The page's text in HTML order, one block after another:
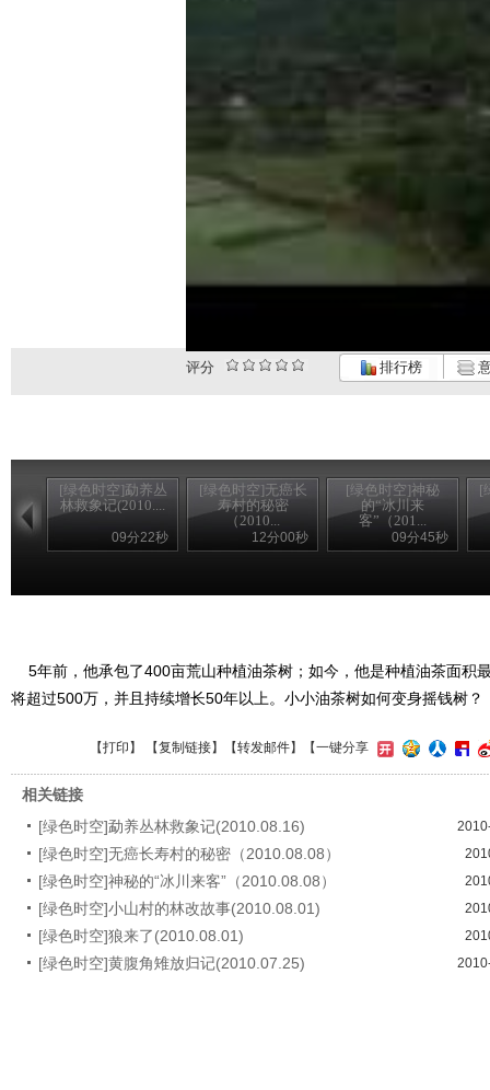
评分 排行榜
[绿色时空]勐养丛
林救象记(2010....
09分22秒
[绿色时空]无癌长
寿村的秘密
（2010...
12分00秒
[绿色时空]神秘
的“冰川来
客”（201...
09分45秒
[
5年前，他承包了400亩荒山种植油茶树；如今，他是种植油茶面积
将超过500万，并且持续增长50年以上。小小油茶树如何变身摇钱树？
【打印 】 【复制链接】【转发邮件】 【一键分享
相关链接
[绿色时空]勐养丛林救象记(2010.08.16)
[绿色时空]无癌长寿村的秘密（2010.08.08）
[绿色时空]神秘的“冰川来客”（2010.08.08）
[绿色时空]小山村的林改故事(2010.08.01)
[绿色时空]狼来了(2010.08.01)
[绿色时空]黄腹角雉放归记(2010.07.25)